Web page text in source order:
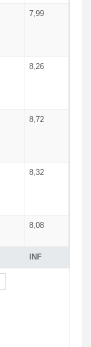
INF
7,99
8,26
8,72
8,32
8,08